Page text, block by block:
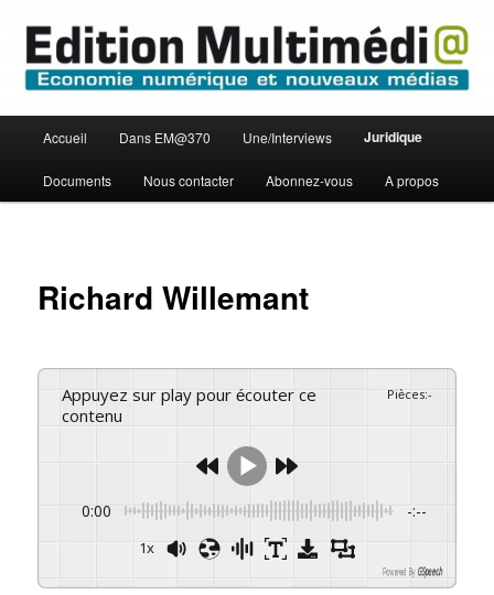
contenu
principalEdition Multimédi@
principal
Accueil Dans EM@370 Une/Interviews Juridique
Documents Nous contacter Abonnez-vous A propos
Richard Willemant
Appuyez sur play pour écouter ce
contenu
Pièces:-
0:00 -:--
1x
Powered By GSpeech